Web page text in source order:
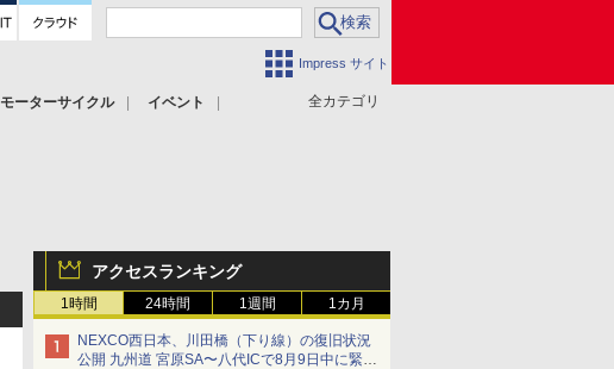
Impress サイト
全カテゴリ
モーターサイクル
イベント
アクセスランキング
1時間 24時間 1週間 1カ月
NEXCO西日本、川田橋（下り線）の復旧状況
公開 九州道 宮原SA〜八代ICで8月9日中に緊急